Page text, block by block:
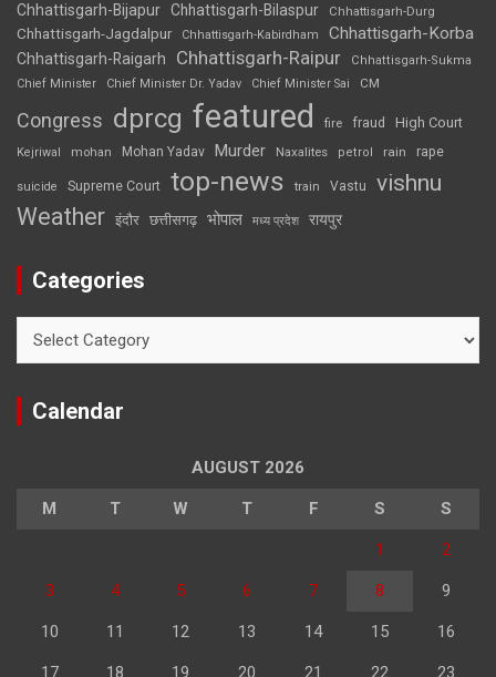
Chhattisgarh-Bijapur Chhattisgarh-Bilaspur Chhattisgarh-Durg
Chhattisgarh-Jagdalpur Chhattisgarh-Kabirdham Chhattisgarh-Korba
Chhattisgarh-Raigarh Chhattisgarh-Raipur
Chhattisgarh-Sukma
Chief Minister
Chief Minister Dr. Yadav Chief Minister Sai CM
Congress dprcg featured fire fraud High Court
Kejriwal mohan Mohan Yadav Murder Naxalites petrol rain rape
suicide Supreme Court top-news train Vastu vishnu
Weather इंदौर छत्तीसगढ़ भोपाल मध्य प्रदेश रायपुर
Categories
Calendar
AUGUST 2026
M T W T F S S
1 2
3 4 5 6 7 8 9
10 11 12 13 14 15 16
17 18 19 20 21 22 23